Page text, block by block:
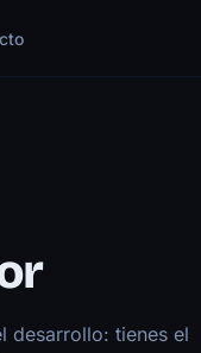
desarrollo: tienes el